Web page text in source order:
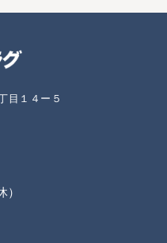
目１４ー５